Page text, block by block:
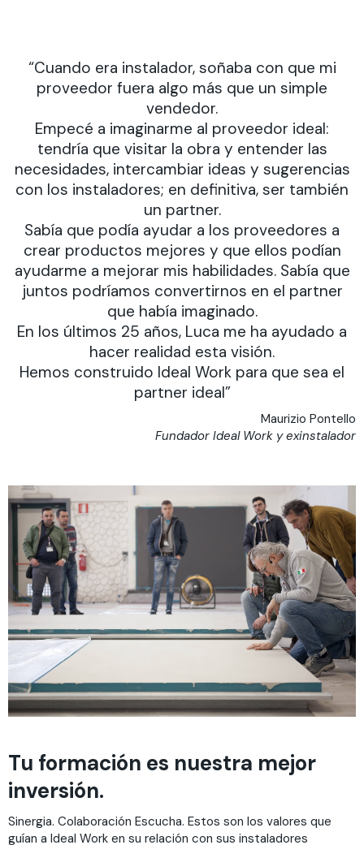
“Cuando era instalador, soñaba con que mi
proveedor fuera algo más que un simple
vendedor.
Empecé a imaginarme al proveedor ideal:
tendría que visitar la obra y entender las
necesidades, intercambiar ideas y sugerencias
con los instaladores; en definitiva, ser también
un partner.
Sabía que podía ayudar a los proveedores a
crear productos mejores y que ellos podían
ayudarme a mejorar mis habilidades. Sabía que
juntos podríamos convertirnos en el partner
que había imaginado.
En los últimos 25 años, Luca me ha ayudado a
hacer realidad esta visión.
Hemos construido Ideal Work para que sea el
partner ideal”
Maurizio Pontello
Fundador Ideal Work y exinstalador
Tu formación es nuestra mejor
inversión.
Sinergia. Colaboración Escucha. Estos son los valores que
guían a Ideal Work en su relación con sus instaladores